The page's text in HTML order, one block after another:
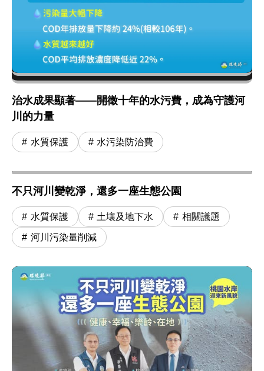
治水成果顯著——開徵十年的水污費，成為守護河
川的力量
水質保護 水污染防治費
不只河川變乾淨，還多一座生態公園
水質保護 土壤及地下水 相關議題
河川污染量削減